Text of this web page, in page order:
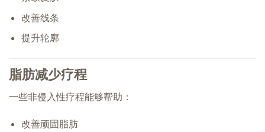
改善线条
提升轮廓
脂肪减少疗程
一些非侵入性疗程能够帮助：
改善顽固脂肪